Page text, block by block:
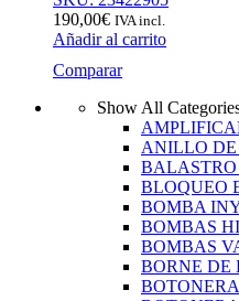
190,00€ IVA incl.
Añadir al carrito
Comparar
Show All
ANILLO
BLOQUEO
BOMBA
BOMBAS
BOMBAS
BORNE DE